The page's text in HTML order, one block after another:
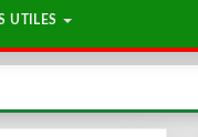
UTILES